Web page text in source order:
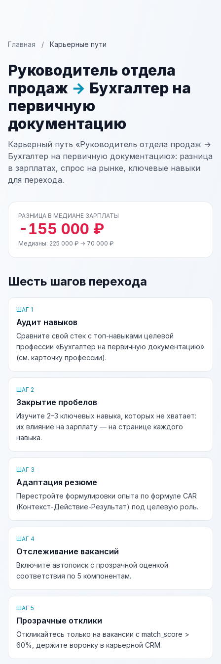
Главная / Карьерные пути
Руководитель отдела
продаж → Бухгалтер на
первичную
документацию
Карьерный путь «Руководитель отдела продаж →
Бухгалтер на первичную документацию»: разница
в зарплатах, спрос на рынке, ключевые навыки
для перехода.
РАЗНИЦА В МЕДИАНЕ ЗАРПЛАТЫ
-155 000 ₽
Медианы: 225 000 ₽ → 70 000 ₽
Шесть шагов перехода
ШАГ 1
Аудит навыков
Сравните свой стек с топ-навыками целевой
профессии «Бухгалтер на первичную документацию»
(см. карточку профессии).
ШАГ 2
Закрытие пробелов
Изучите 2–3 ключевых навыка, которых не хватает:
их влияние на зарплату — на странице каждого
навыка.
ШАГ 3
Адаптация резюме
Перестройте формулировки опыта по формуле CAR
(Контекст-Действие-Результат) под целевую роль.
ШАГ 4
Отслеживание вакансий
Включите автопоиск с прозрачной оценкой
соответствия по 5 компонентам.
ШАГ 5
Прозрачные отклики
Откликайтесь только на вакансии с match_score >
60%, держите воронку в карьерной CRM.